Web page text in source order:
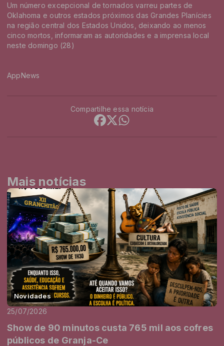
Um número excepcional de tornados varreu partes de
Oklahoma e outros estados próximos das Grandes Planícies
na região central dos Estados Unidos, deixando ao menos
cinco mortos, informaram as autoridades e a imprensa local
neste domingo (28)
AppNews
Compartilhe essa notícia
Mais notícias
Novidades
25/07/2026
Show de 90 minutos custa 765 mil aos cofres
públicos de Granja-Ce